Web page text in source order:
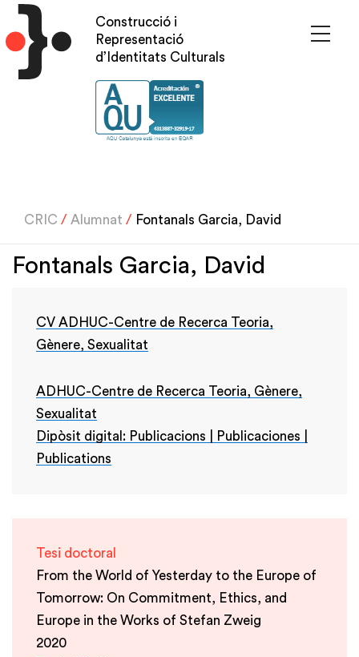
Vés
al
contingut
Construcció i
Representació
d’Identitats Culturals
CRIC / Alumnat / Fontanals Garcia, David
Fontanals Garcia, David
CV ADHUC-Centre de Recerca Teoria,
Gènere, Sexualitat
ADHUC-Centre de Recerca Teoria, Gènere,
Sexualitat
Dipòsit digital: Publicacions | Publicaciones |
Publications
Tesi doctoral
From the World of Yesterday to the Europe of
Tomorrow: On Commitment, Ethics, and
Europe in the Works of Stefan Zweig
2020